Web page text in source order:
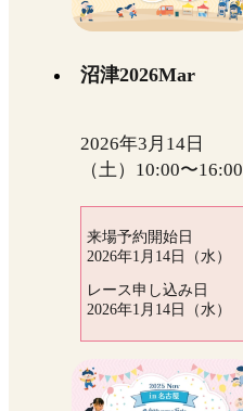
沼津2026Mar
2026年3月14日
（土）10:00〜16:00
来場予約開始日
2026年1月14日（水）
レース申し込み日
2026年1月14日（水）